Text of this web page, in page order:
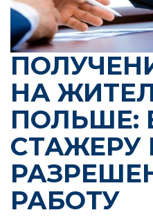
НА
ПОЛЬШЕ:
СТАЖЕРУ
РАБОТУ